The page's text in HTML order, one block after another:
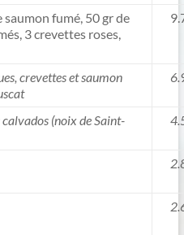
fumé, 50 gr de
3 crevettes roses,
crevettes et saumon
(noix de Saint-